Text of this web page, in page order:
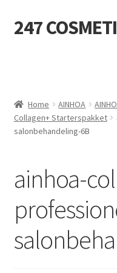
Ga
door
Ga
naar
247
HARSBENODIGDHEDEN
SALON INRICHTING
TEXTIEL
VOETVERZORGING
Home AINHOA
Collagen+ Starterspakket
salonbehandeling-6B
ainhoa-